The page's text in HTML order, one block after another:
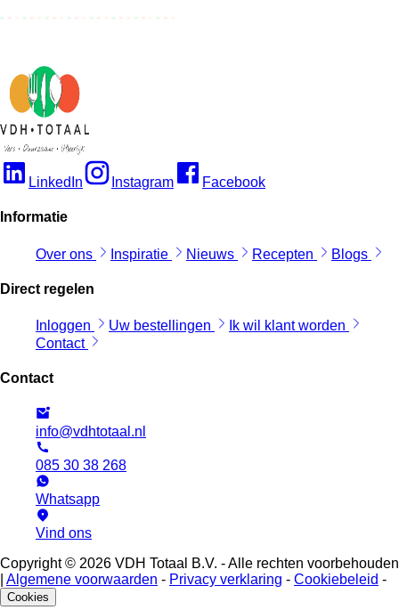
LinkedIn Instagram Facebook
Informatie
Over ons Inspiratie Nieuws Recepten Blogs
Direct regelen
Inloggen Uw bestellingen
Ik wil klant worden
Contact
Contact
info@vdhtotaal.nl
085 30 38 268
Whatsapp
Vind ons
Copyright © 2026 VDH Totaal B.V. - Alle rechten voorbehouden
Algemene voorwaarden - Privacy verklaring - Cookiebeleid -
Cookies